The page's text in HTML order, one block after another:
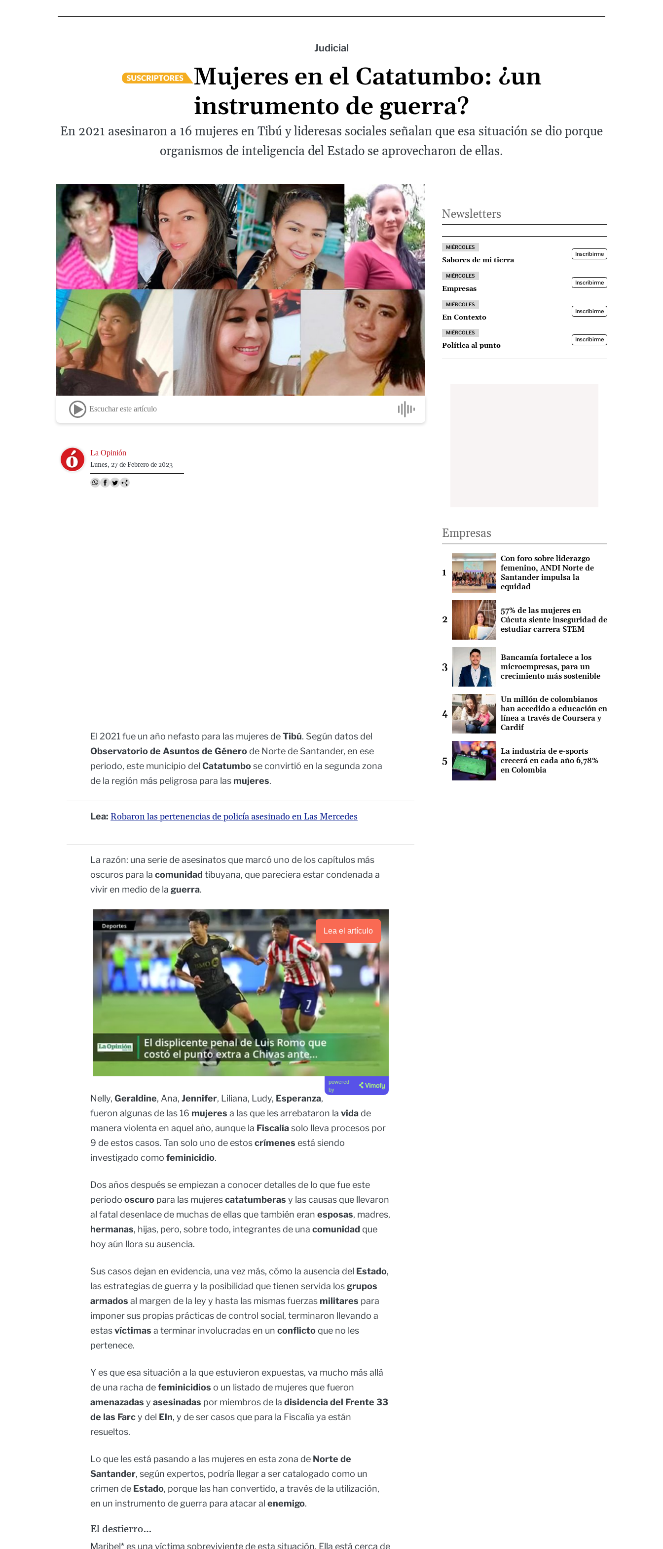
Judicial
Mujeres en el Catatumbo: ¿un
instrumento de guerra?
En 2021 asesinaron a 16 mujeres en Tibú y lideresas sociales señalan que esa situación se dio porque
organismos de inteligencia del Estado se aprovecharon de ellas.
Escuchar este artículo
Image La Opinión
Lunes, 27 de Febrero de 2023
El 2021 fue un año nefasto para las mujeres deTibú. Según datos del
Observatorio de Asuntos de Génerode Norte de Santander, en ese
periodo, este municipio del Catatumbose convirtió en la segunda zona
de la región más peligrosa para las mujeres.
Lea: Robaron las pertenencias de policía asesinado en Las Mercedes
La razón: una serie de asesinatos que marcó uno de los capítulos más
oscuros para la comunidad tibuyana, que pareciera estar condenada a
vivir en medio de la guerra.
Lea el artículo
powered
by
Nelly, Geraldine, Ana, Jennifer, Liliana, Ludy, Esperanza,
fueron algunas de las 16 mujeres a las que les arrebataron la vidade
manera violenta en aquel año, aunque la Fiscalíasolo lleva procesos por
9 de estos casos. Tan solo uno de estoscrímenes está siendo
investigado como feminicidio.
Dos años después se empiezan a conocer detalles de lo que fue este
periodo oscuro para las mujerescatatumberas y las causas que llevaron
al fatal desenlace de muchas de ellas que también eran esposas, madres,
hermanas, hijas, pero, sobre todo, integrantes de una comunidad que
hoy aún llora su ausencia.
Sus casos dejan en evidencia, una vez más, cómo la ausencia del Estado,
las estrategias de guerra y la posibilidad que tienen servida los grupos
armados al margen de la ley y hasta las mismas fuerzas militares para
imponer sus propias prácticas de control social, terminaron llevando a
estasvíctimas a terminar involucradas en un conflicto que no les
pertenece.
Y es que esa situación a la que estuvieron expuestas, va mucho más allá
de una racha defeminicidios o un listado de mujeres que fueron
amenazadas y asesinadas por miembros de la disidencia del Frente 33
de las Farcy del Eln, y de ser casos que para la Fiscalía ya están
resueltos.
Lo que les está pasando a las mujeres en esta zona de Norte de
Santander, según expertos, podría llegar a ser catalogado como un
crimen de Estado, porque las han convertido, a través de la utilización,
en un instrumento de guerra para atacar al enemigo.
El destierro…
Maribel* es una víctima sobreviviente de esta situación. Ella está cerca de
Newsletters
MIÉRCOLES
Sabores de mi tierra
Inscribirme
MIÉRCOLES
Empresas
Inscribirme
MIÉRCOLES
En Contexto
Inscribirme
MIÉRCOLES
Política al punto
Inscribirme
Empresas
Con foro sobre liderazgo
femenino, ANDI Norte de
Santander impulsa la
equidad
57% de las mujeres en
Cúcuta siente inseguridad de
estudiar carrera STEM
Bancamía fortalece a los
microempresas, para un
crecimiento más sostenible
Un millón de colombianos
han accedido a educación en
línea a través de Coursera y
Cardif
La industria de e-sports
crecerá en cada año 6,78%
en Colombia